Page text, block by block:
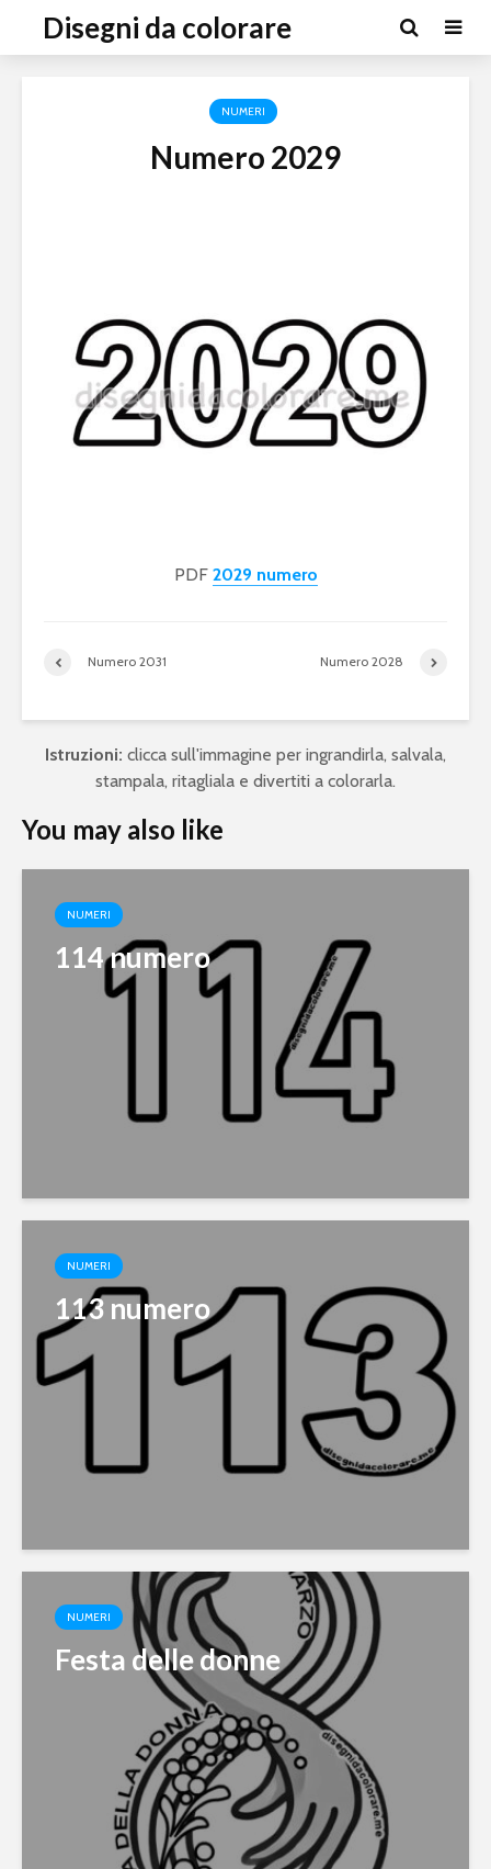
Disegni da colorare
NUMERI
Numero 2029
PDF 2029 numero
Numero 2031 Numero 2028
Istruzioni: clicca sull'immagine per ingrandirla, salvala,
stampala, ritagliala e divertiti a colorarla.
You may also like
NUMERI
114 numero
NUMERI
113 numero
NUMERI
Festa delle donne